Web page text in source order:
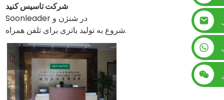
+86 13560759744
شرکت تاسیس کنید
Soonleader در شنژن و
شروع به تولید باتری برای تلفن همراه.